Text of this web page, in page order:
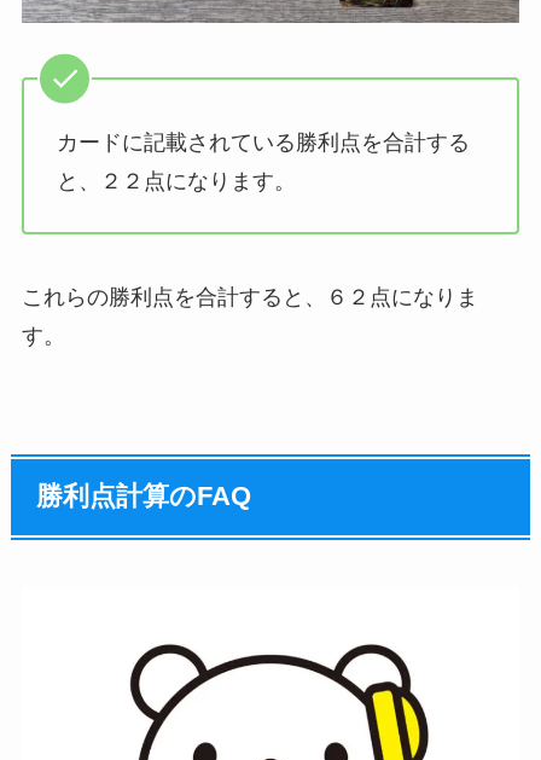
カードに記載されている勝利点を合計する
と、２２点になります。
これらの勝利点を合計すると、６２点になりま
す。
勝利点計算のFAQ